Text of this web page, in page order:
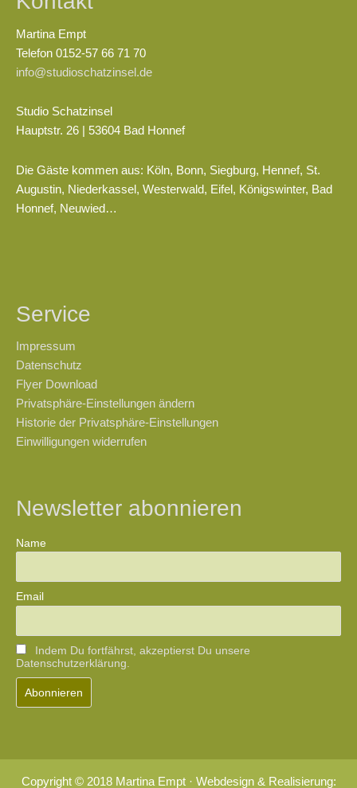
Martina Empt
Telefon 0152-57 66 71 70
info@studioschatzinsel.de
Studio Schatzinsel
Hauptstr. 26 | 53604 Bad Honnef
Die Gäste kommen aus: Köln, Bonn, Siegburg, Hennef, St.
Augustin, Niederkassel, Westerwald, Eifel, Königswinter, Bad
Honnef, Neuwied…
Service
Impressum
Datenschutz
Flyer Download
Privatsphäre-Einstellungen ändern
Historie der Privatsphäre-Einstellungen
Einwilligungen widerrufen
Newsletter abonnieren
Name
Email
Indem Du fortfährst, akzeptierst Du unsere
Datenschutzerklärung.
Copyright © 2018 Martina Empt · Webdesign & Realisierung: